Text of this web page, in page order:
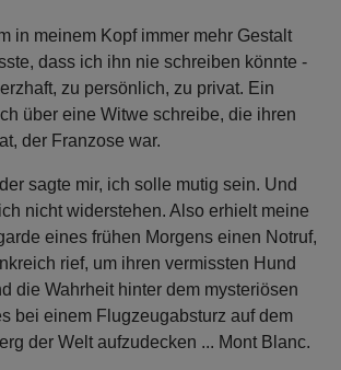
in meinem Kopf immer mehr Gestalt
dass ich ihn nie schreiben könnte -
zu persönlich, zu privat. Ein
über eine Witwe schreibe, die ihren
der Franzose war.
sagte mir, ich solle mutig sein. Und
nicht widerstehen. Also erhielt meine
eines frühen Morgens einen Notruf,
rief, um ihren vermissten Hund
die Wahrheit hinter dem mysteriösen
bei einem Flugzeugabsturz auf dem
der Welt aufzudecken ... Mont Blanc.